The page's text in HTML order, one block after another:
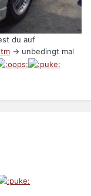
du auf
-> unbedingt mal